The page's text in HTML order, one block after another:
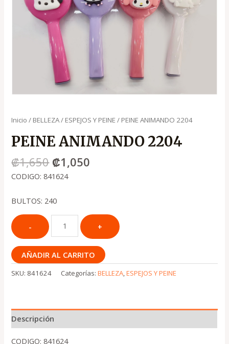
Inicio / BELLEZA/ ESPEJOS Y PEINE / PEINE ANIMANDO 2204
PEINE ANIMANDO 2204
₡1,650 ₡1,050
CODIGO: 841624
BULTOS: 240
AÑADIR AL CARRITO
SKU: 841624 Categorías:BELLEZA,ESPEJOS Y PEINE
Descripción
CODIGO: 841624